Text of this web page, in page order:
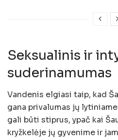
Seksualinis ir
suderinamumas
Vandenis elgiasi taip, kad
gana privalumas jų
gali būti stiprus, ypač kai
kryžkelėje jų gyvenime ir